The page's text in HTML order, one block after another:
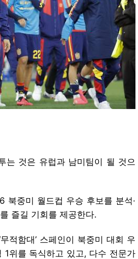
는 것은 유럽과 남미팀이 될 것으
북중미 월드컵 우승 후보를 분석·
즐길 기회를 제공한다.
적함대’ 스페인이 북중미 대회 우
위를 독식하고 있고, 다수 전문가